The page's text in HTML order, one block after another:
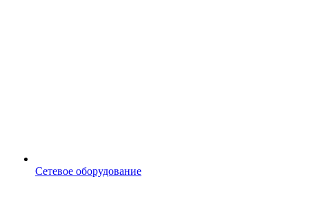
Сетевое оборудование